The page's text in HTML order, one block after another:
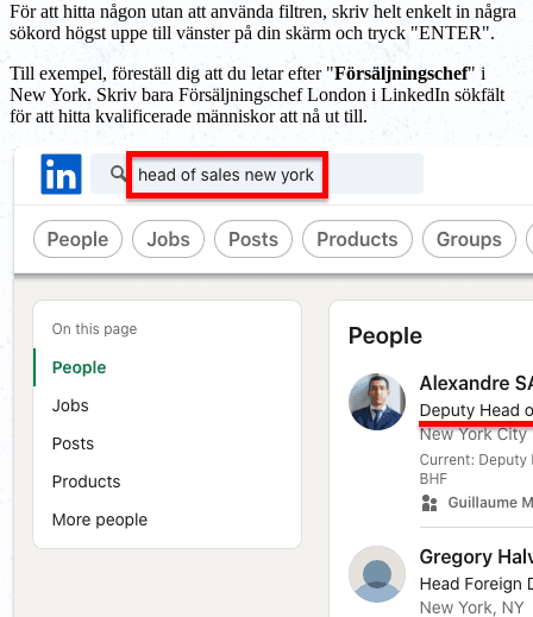
För att hitta någon utan att använda filtren, skriv helt enkelt in några
sökord högst uppe till vänster på din skärm och tryck "ENTER".
Till exempel, föreställ dig att du letar efter "Försäljningschef" i
New York. Skriv bara Försäljningschef London i LinkedIn sökfält
för att hitta kvalificerade människor att nå ut till.